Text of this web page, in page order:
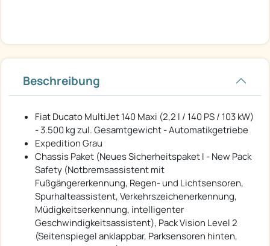
Beschreibung
Fiat Ducato MultiJet 140 Maxi (2,2 l / 140 PS / 103 kW)
- 3.500 kg zul. Gesamtgewicht - Automatikgetriebe
Expedition Grau
Chassis Paket (Neues Sicherheitspaket I - New Pack
Safety (Notbremsassistent mit
Fußgängererkennung, Regen- und Lichtsensoren,
Spurhalteassistent, Verkehrszeichenerkennung,
Müdigkeitserkennung, intelligenter
Geschwindigkeitsassistent), Pack Vision Level 2
(Seitenspiegel anklappbar, Parksensoren hinten,